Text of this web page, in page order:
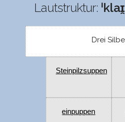
Lautstruktur:
Drei
Steinpilzsuppen
einpuppen